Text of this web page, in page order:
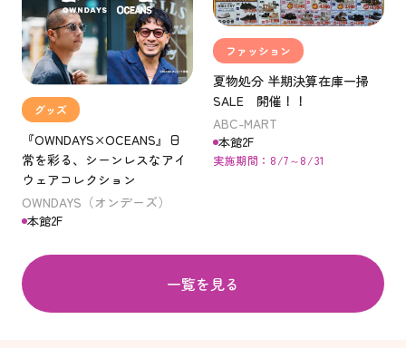
グッズ
『OWNDAYS×OCEANS』日
常を彩る、シーンレスなアイ
ウェアコレクション
OWNDAYS（オンデーズ）
本館2F
ファッション
夏物処分 半期決算在庫一掃
SALE 開催！！
ABC-MART
本館2F
実施期間：8/7～8/31
一覧を見る